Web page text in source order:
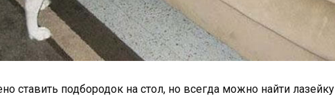
ставить подбородок на стол, но всегда можно найти лазейку